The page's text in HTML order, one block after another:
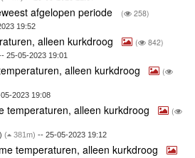
afgelopen periode ( 258)
19:52
alleen kurkdroog ( 842)
25-05-2023 19:01
alleen kurkdroog
(
2023 19:08
temperaturen, alleen kurkdroog
(
( 381m) -- 25-05-2023 19:12
temperaturen, alleen kurkdroog